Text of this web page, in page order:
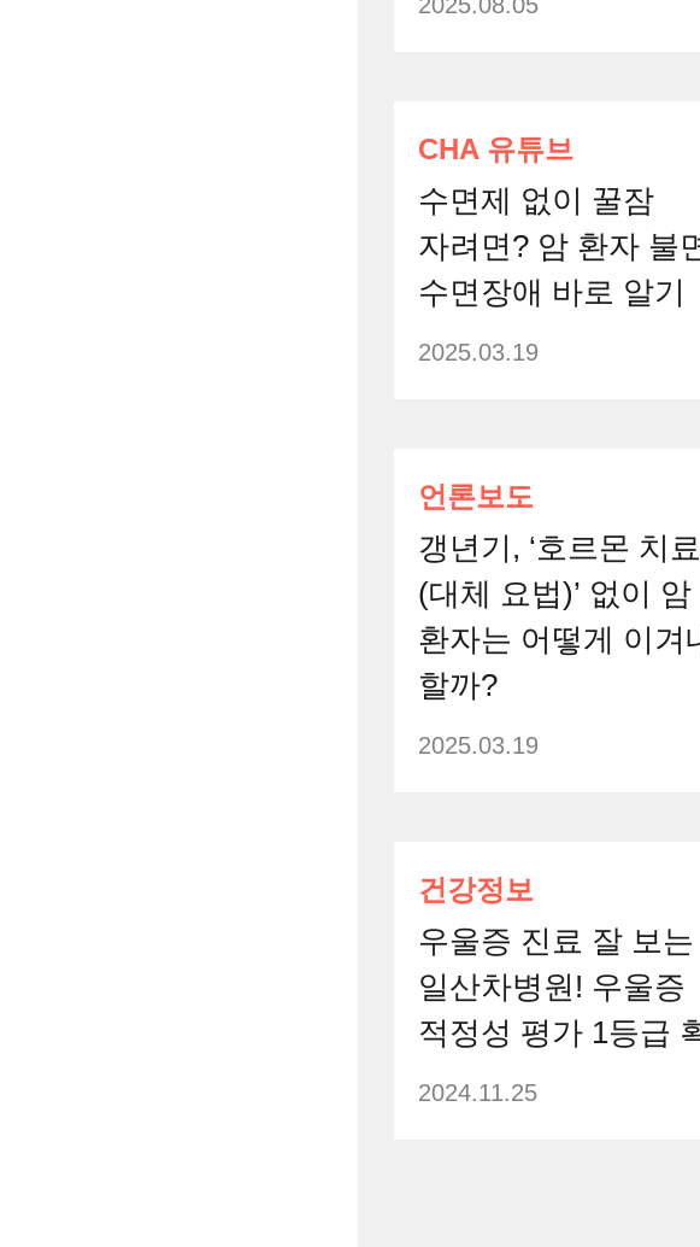
CHA 유튜브
수면제 없이 꿀잠
자려면? 암 환자 불
수면장애 바로 알기
2025.03.19
언론보도
갱년기, ‘호르몬 치료
(대체 요법)’ 없이 암
환자는 어떻게 이겨
할까?
2025.03.19
건강정보
우울증 진료 잘 보는
일산차병원! 우울증
적정성 평가 1등급
2024.11.25